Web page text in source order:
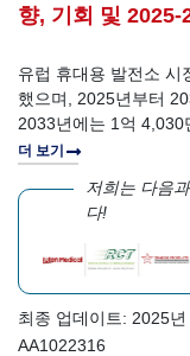
향, 기회 및 2025-
유럽 ​​휴대용 발전소 시
했으며, 2025년부터
2033년에는 1억 4,030
더 보기
저희는 다음
다!
최종 업데이트: 2025
AA1022316